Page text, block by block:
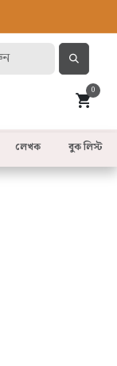
0
লেখক বুক লিস্ট